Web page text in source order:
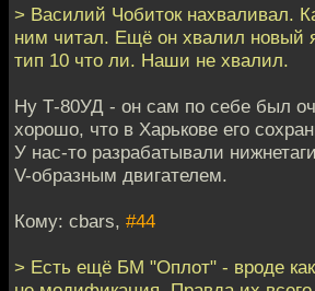
> Василий Чобиток нахваливал.
ним читал. Ещё он хвалил новый
тип 10 что ли. Наши не хвалил.
Ну Т-80УД - он сам по себе был
хорошо, что в Харькове его
У нас-то разрабатывали
V-образным двигателем.
Кому: cbars, #44
> Есть ещё БМ "Оплот" - вроде как